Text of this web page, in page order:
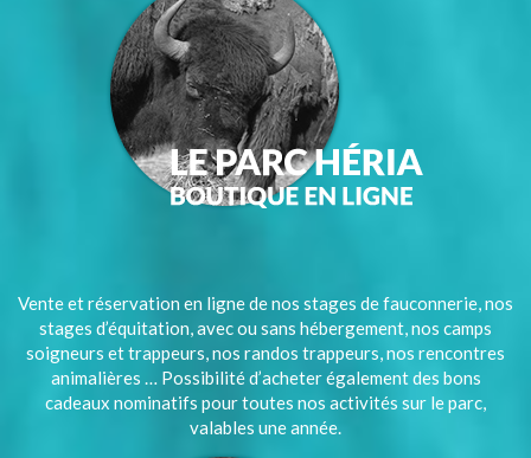
Vente et réservation en ligne de nos stages de fauconnerie, nos
stages d’équitation, avec ou sans hébergement, nos camps
soigneurs et trappeurs, nos randos trappeurs, nos rencontres
animalières … Possibilité d’acheter également des bons
cadeaux nominatifs pour toutes nos activités sur le parc,
valables une année.